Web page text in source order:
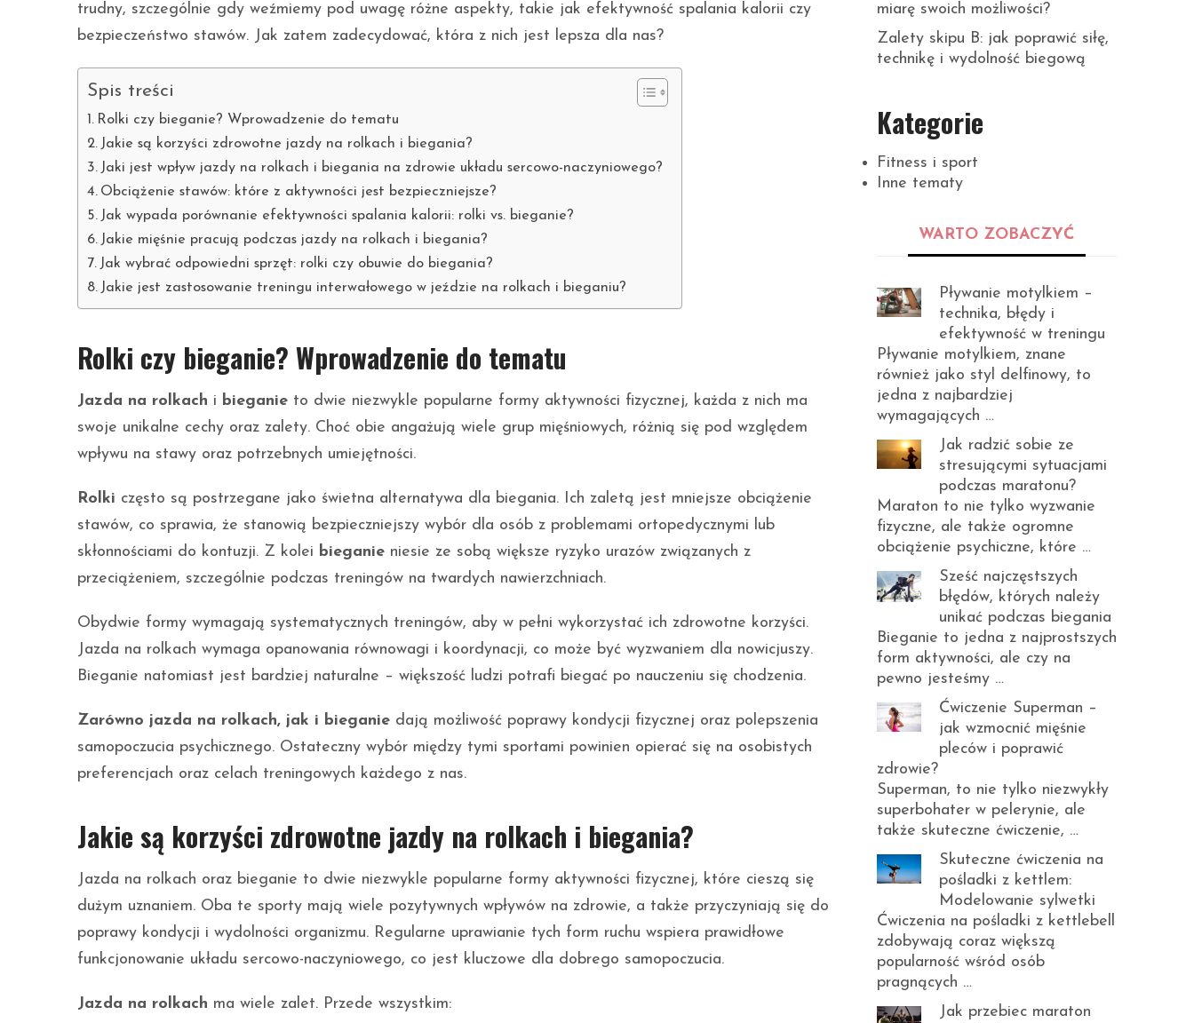
trudny, szczególnie gdy weźmiemy pod uwagę różne aspekty, takie jak efektywność spalania kalorii czy
bezpieczeństwo stawów. Jak zatem zadecydować, która z nich jest lepsza dla nas?
Spis treści
Rolki czy bieganie? Wprowadzenie do tematu
Jakie są korzyści zdrowotne jazdy na rolkach i biegania?
Jaki jest wpływ jazdy na rolkach i biegania na zdrowie układu sercowo-naczyniowego?
Obciążenie stawów: które z aktywności jest bezpieczniejsze?
Jak wypada porównanie efektywności spalania kalorii: rolki vs. bieganie?
Jakie mięśnie pracują podczas jazdy na rolkach i biegania?
Jak wybrać odpowiedni sprzęt: rolki czy obuwie do biegania?
Jakie jest zastosowanie treningu interwałowego w jeździe na rolkach i bieganiu?
Rolki czy bieganie? Wprowadzenie do tematu
Jazda na rolkach i bieganie to dwie niezwykle popularne formy aktywności fizycznej, każda z nich ma
swoje unikalne cechy oraz zalety. Choć obie angażują wiele grup mięśniowych, różnią się pod względem
wpływu na stawy oraz potrzebnych umiejętności.
Rolki często są postrzegane jako świetna alternatywa dla biegania. Ich zaletą jest mniejsze obciążenie
stawów, co sprawia, że stanowią bezpieczniejszy wybór dla osób z problemami ortopedycznymi lub
skłonnościami do kontuzji. Z kolei bieganie niesie ze sobą większe ryzyko urazów związanych z
przeciążeniem, szczególnie podczas treningów na twardych nawierzchniach.
Obydwie formy wymagają systematycznych treningów, aby w pełni wykorzystać ich zdrowotne korzyści.
Jazda na rolkach wymaga opanowania równowagi i koordynacji, co może być wyzwaniem dla nowicjuszy.
Bieganie natomiast jest bardziej naturalne – większość ludzi potrafi biegać po nauczeniu się chodzenia.
Zarówno jazda na rolkach, jak i bieganie dają możliwość poprawy kondycji fizycznej oraz polepszenia
samopoczucia psychicznego. Ostateczny wybór między tymi sportami powinien opierać się na osobistych
preferencjach oraz celach treningowych każdego z nas.
Jakie są korzyści zdrowotne jazdy na rolkach i biegania?
Jazda na rolkach oraz bieganie to dwie niezwykle popularne formy aktywności fizycznej, które cieszą się
dużym uznaniem. Oba te sporty mają wiele pozytywnych wpływów na zdrowie, a także przyczyniają się do
poprawy kondycji i wydolności organizmu. Regularne uprawianie tych form ruchu wspiera prawidłowe
funkcjonowanie układu sercowo-naczyniowego, co jest kluczowe dla dobrego samopoczucia.
Jazda na rolkach ma wiele zalet. Przede wszystkim:
miarę swoich możliwości?
Zalety skipu B: jak poprawić siłę,
technikę i wydolność biegową
Kategorie
Fitness i sport
Inne tematy
WARTO ZOBACZYĆ
Pływanie motylkiem –
technika, błędy i
efektywność w treningu
Pływanie motylkiem, znane
również jako styl delfinowy, to
jedna z najbardziej
wymagających …
Jak radzić sobie ze
stresującymi sytuacjami
podczas maratonu?
Maraton to nie tylko wyzwanie
fizyczne, ale także ogromne
obciążenie psychiczne, które …
Sześć najczęstszych
błędów, których należy
unikać podczas biegania
Bieganie to jedna z najprostszych
form aktywności, ale czy na
pewno jesteśmy …
Ćwiczenie Superman –
jak wzmocnić mięśnie
pleców i poprawić
zdrowie?
Superman, to nie tylko niezwykły
superbohater w pelerynie, ale
także skuteczne ćwiczenie, …
Skuteczne ćwiczenia na
pośladki z kettlem:
Modelowanie sylwetki
Ćwiczenia na pośladki z kettlebell
zdobywają coraz większą
popularność wśród osób
pragnących …
Jak przebiec maraton